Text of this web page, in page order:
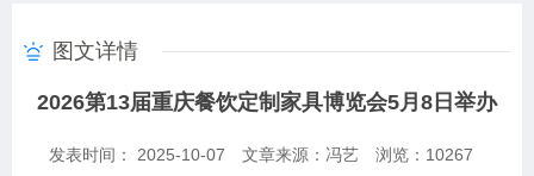
甘肃站
新疆站
四川站
图文详情
2026第13届重庆餐饮定制家具博览会5月8日举办
发表时间： 2025-10-07 文章来源：冯艺 浏览： 10267